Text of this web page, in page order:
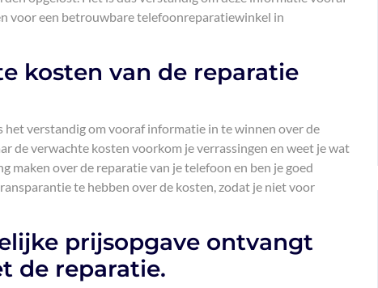
voor een betrouwbare telefoonreparatiewinkel in
kosten van de reparatie
verstandig om vooraf informatie in te winnen over de
de verwachte kosten voorkom je verrassingen en weet je wat
maken over de reparatie van je telefoon en ben je goed
te hebben over de kosten, zodat je niet voor
prijsopgave ontvangt
de reparatie.